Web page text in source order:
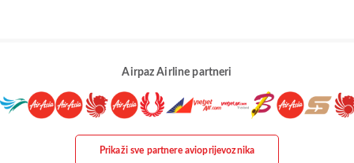
Airpaz Airline partneri
Prikaži sve partnere avioprijevoznika